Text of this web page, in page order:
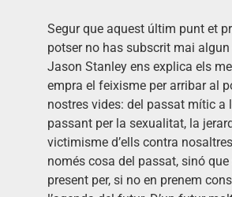
Segur que aquest últim punt et
potser no has subscrit mai
Jason Stanley ens explica els
empra el feixisme per arribar al
nostres vides: del passat mític a
passant per la sexualitat, la
victimisme d’ells contra
només cosa del passat, sinó que
present per, si no en prenem